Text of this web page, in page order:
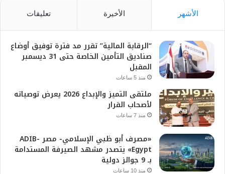
الأشهر الأخيرة تعليقات
“الرقابة المالية” تقرر مد فترة توفيق أوضاع
صناديق التأمين الخاصة حتى 31 ديسمبر
المقبل
منذ 5 ساعات
ملتقى التميز والإبداع 2026 يعرض توصياته
لأصحاب القرار
منذ 7 ساعات
«مصرف أبو ظبي الإسلامي- مصر ADIB-
Egypt» يتصدر مشهد الصيرفة المستدامة
بـ 9 جوائز دولية
منذ 10 ساعات